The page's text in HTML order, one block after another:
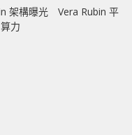
架構曝光 Vera Rubin 平
力